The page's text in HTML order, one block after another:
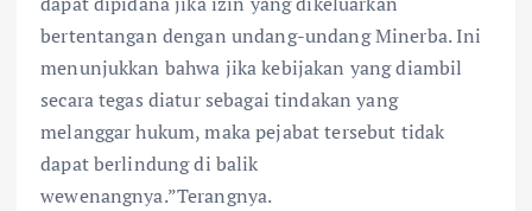
bertentangan dengan undang-undang Minerba. Ini
menunjukkan bahwa jika kebijakan yang diambil
secara tegas diatur sebagai tindakan yang
melanggar hukum, maka pejabat tersebut tidak
dapat berlindung di balik
wewenangnya.”Terangnya.